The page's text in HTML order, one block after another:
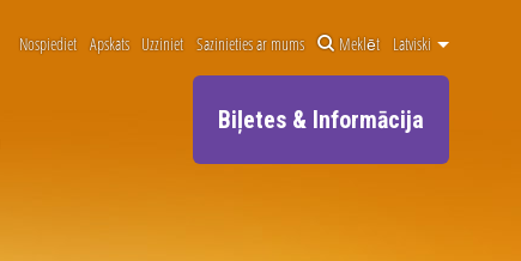
Nospiediet Apskats Uzziniet Sazinieties ar mums Meklēt Latviski
Biļetes & Informācija